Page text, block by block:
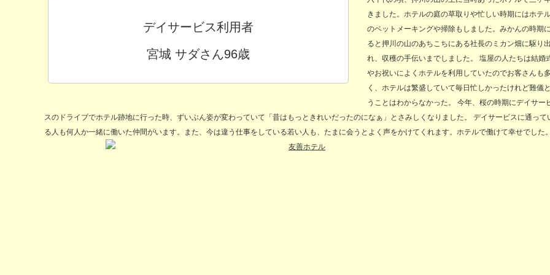
デイサービス利用者
宮城 サダさん96歳
きました。ホテルの庭の草取りや忙しい時期にはホテ
のベットメーキングや掃除もしました。みかんの時期
ると押川の山のあちこちにある社長のミカン畑に駆り
れ、収穫の手伝いまでしました。 塩屋の人たちは結婚
やお祝いによくホテルを利用していたのでお客さんも多
く、ホテルは繁盛していて毎日忙しかったけれど難儀
うことはわからなかった。 今年、桜の時期にデイサー
スのドライブでホテル跡地に行った時、ずいぶん姿が変わっていて「昔はもっときれいだったのになぁ」とさみしくなりました。 デイサービスに通って
る人も何人か一緒に働いた仲間がいます。また、今は違う仕事をしている若い人も、たまに会うとよく声をかけてくれます。ホテルで働けて幸せでした。